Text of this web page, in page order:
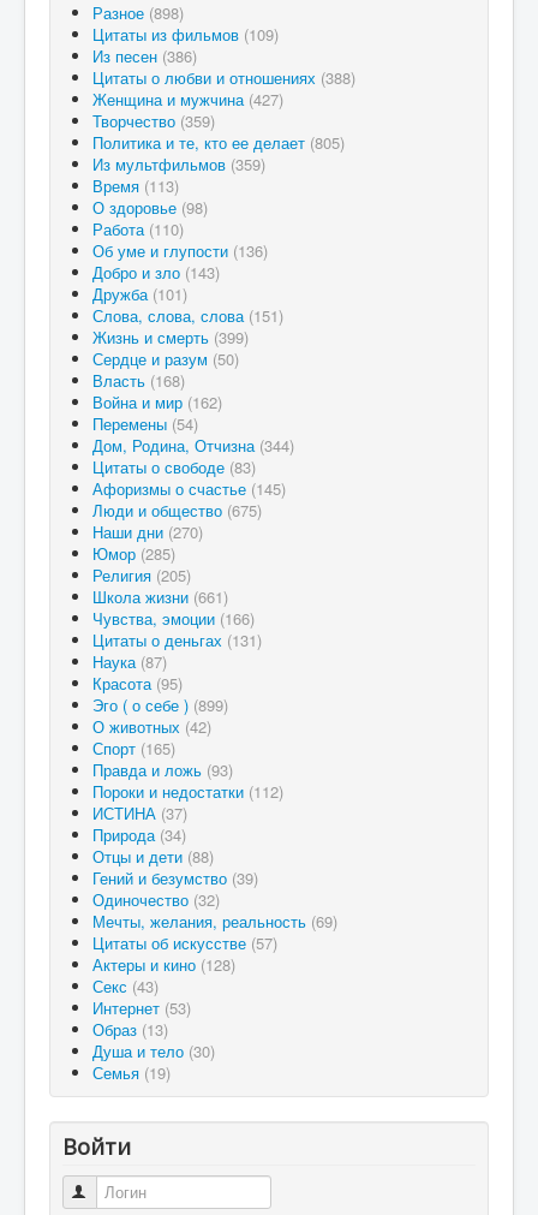
Разное (898)
Цитаты из фильмов (109)
Из песен (386)
Цитаты о любви и отношениях (388)
Женщина и мужчина (427)
Творчество (359)
Политика и те, кто ее делает (805)
Из мультфильмов (359)
Время (113)
О здоровье (98)
Работа (110)
Об уме и глупости (136)
Добро и зло (143)
Дружба (101)
Слова, слова, слова (151)
Жизнь и смерть (399)
Сердце и разум (50)
Власть (168)
Война и мир (162)
Перемены (54)
Дом, Родина, Отчизна (344)
Цитаты о свободе (83)
Афоризмы о счастье (145)
Люди и общество (675)
Наши дни (270)
Юмор (285)
Религия (205)
Школа жизни (661)
Чувства, эмоции (166)
Цитаты о деньгах (131)
Наука (87)
Красота (95)
Эго ( о себе ) (899)
О животных (42)
Спорт (165)
Правда и ложь (93)
Пороки и недостатки (112)
ИСТИНА (37)
Природа (34)
Отцы и дети (88)
Гений и безумство (39)
Одиночество (32)
Мечты, желания, реальность (69)
Цитаты об искусстве (57)
Актеры и кино (128)
Секс (43)
Интернет (53)
Образ (13)
Душа и тело (30)
Семья (19)
Войти
Логин